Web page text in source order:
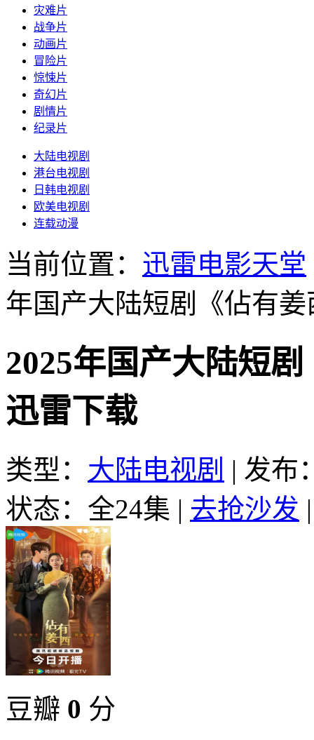
灾难片
战争片
动画片
冒险片
惊悚片
奇幻片
剧情片
纪录片
大陆电视剧
港台电视剧
日韩电视剧
欧美电视剧
连载动漫
当前位置： 迅雷电影天堂
年国产大陆短剧《佔有姜
2025年国产大陆短
迅雷下载
类型： 大陆电视剧 | 发布
状态：全24集 | 去抢沙发 |
豆瓣 0 分